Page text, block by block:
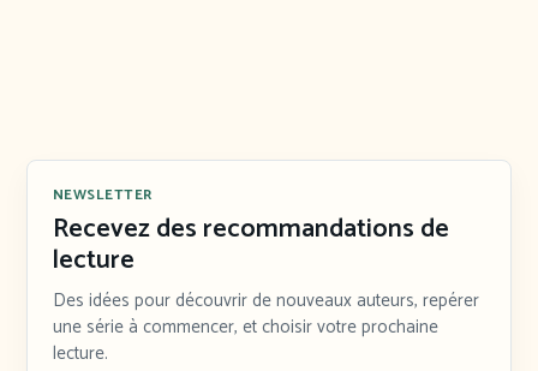
NEWSLETTER
Recevez des recommandations de
lecture
Des idées pour découvrir de nouveaux auteurs, repérer
une série à commencer, et choisir votre prochaine
lecture.